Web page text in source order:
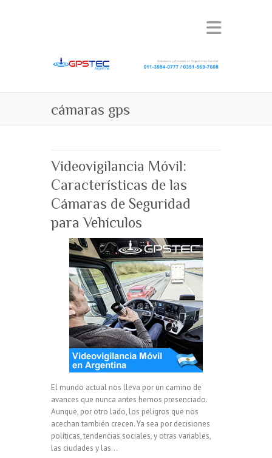
cámaras gps
Videovigilancia Móvil:
Características de las
Cámaras de Seguridad
para Vehículos
El mundo actual nos lleva por un camino de
avances que nunca antes hemos presenciado.
Aunque, por otro lado, los peligros que nos
acechan también crecen. Ya sea por decisiones
políticas, tendencias sociales, y otras variables,
las ciudades y las…